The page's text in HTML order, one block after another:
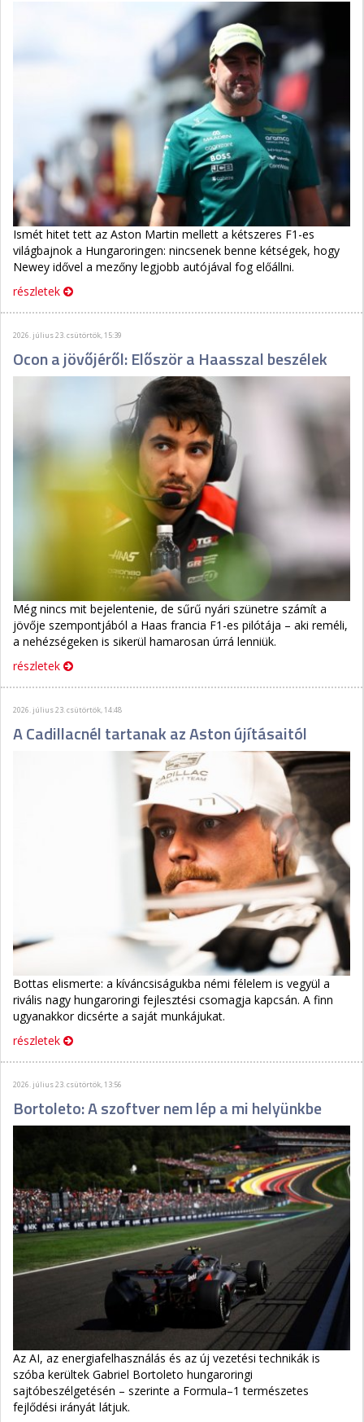
Ismét hitet tett az Aston Martin mellett a kétszeres F1-es
világbajnok a Hungaroringen: nincsenek benne kétségek, hogy
Newey idővel a mezőny legjobb autójával fog előállni.
részletek
2026. július 23. csütörtök, 15:39
Ocon a jövőjéről: Először a Haasszal beszélek
Még nincs mit bejelentenie, de sűrű nyári szünetre számít a
jövője szempontjából a Haas francia F1-es pilótája – aki reméli,
a nehézségeken is sikerül hamarosan úrrá lenniük.
részletek
2026. július 23. csütörtök, 14:48
A Cadillacnél tartanak az Aston újításaitól
Bottas elismerte: a kíváncsiságukba némi félelem is vegyül a
rivális nagy hungaroringi fejlesztési csomagja kapcsán. A finn
ugyanakkor dicsérte a saját munkájukat.
részletek
2026. július 23. csütörtök, 13:56
Bortoleto: A szoftver nem lép a mi helyünkbe
Az AI, az energiafelhasználás és az új vezetési technikák is
szóba kerültek Gabriel Bortoleto hungaroringi
sajtóbeszélgetésén – szerinte a Formula–1 természetes
fejlődési irányát látjuk.